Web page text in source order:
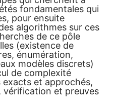
fondamentales qui
pour ensuite
algorithmes sur ces
de ce pôle
(existence de
énumération,
modèles discrets)
de complexité
et approchés,
vérification et preuves